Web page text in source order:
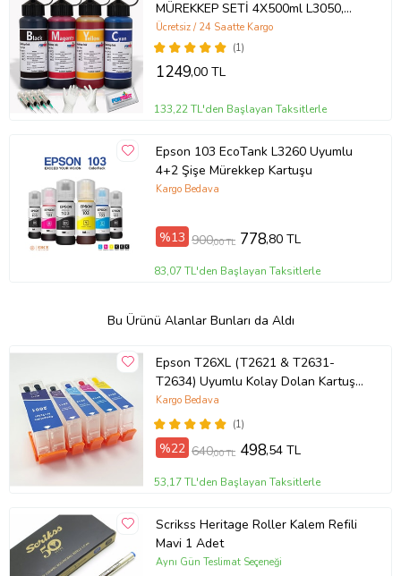
MÜREKKEP SETİ 4X500ml L3050,
L3060, L220
(1)
Ücretsiz / 24 Saatte Kargo
1249,00 TL
133,22 TL'den Başlayan Taksitlerle
Epson 103 EcoTank L3260 Uyumlu
4+2 Şişe Mürekkep Kartuşu
Kargo Bedava
%13 900,00 TL 778,80 TL
83,07 TL'den Başlayan Taksitlerle
Bu Ürünü Alanlar Bunları da Aldı
Epson T26XL (T2621 & T2631-
T2634) Uyumlu Kolay Dolan Kartuş -
5 Renk (Çok Renkli)
(1)
Kargo Bedava
%22 640,00 TL 498,54 TL
53,17 TL'den Başlayan Taksitlerle
Scrikss Heritage Roller Kalem Refili
Mavi 1 Adet
Aynı Gün Teslimat Seçeneği